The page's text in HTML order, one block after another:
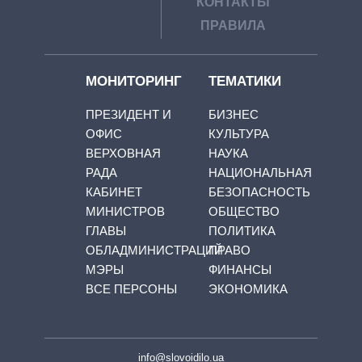
ПРАВИЛА
МОНИТОРИНГ
ПРЕЗИДЕНТ И
ОФИС
ВЕРХОВНАЯ
РАДА
КАБИНЕТ
МИНИСТРОВ
ГЛАВЫ
ОБЛАДМИНИСТРАЦИЙ
МЭРЫ
ВСЕ ПЕРСОНЫ
ТЕМАТИКИ
БИЗНЕС
КУЛЬТУРА
НАУКА
НАЦИОНАЛЬНАЯ
БЕЗОПАСНОСТЬ
ОБЩЕСТВО
ПОЛИТИКА
ПРАВО
ФИНАНСЫ
ЭКОНОМИКА
info@slovoidilo.ua